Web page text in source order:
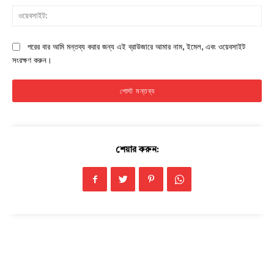
Company
Download PhotoCard
পরের বার আমি মন্তব্য করার জন্য এই ব্রাউজারে আমার নাম, ইমেল, এবং ওয়েবসাইট
সংরক্ষণ করুন।
শেয়ার করুন: